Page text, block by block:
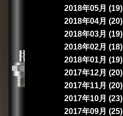
2018年05月 (19)
2018年04月 (20)
2018年03月 (19)
2018年02月 (18)
2018年01月 (19)
2017年12月 (20)
2017年11月 (20)
2017年10月 (23)
2017年09月 (25)